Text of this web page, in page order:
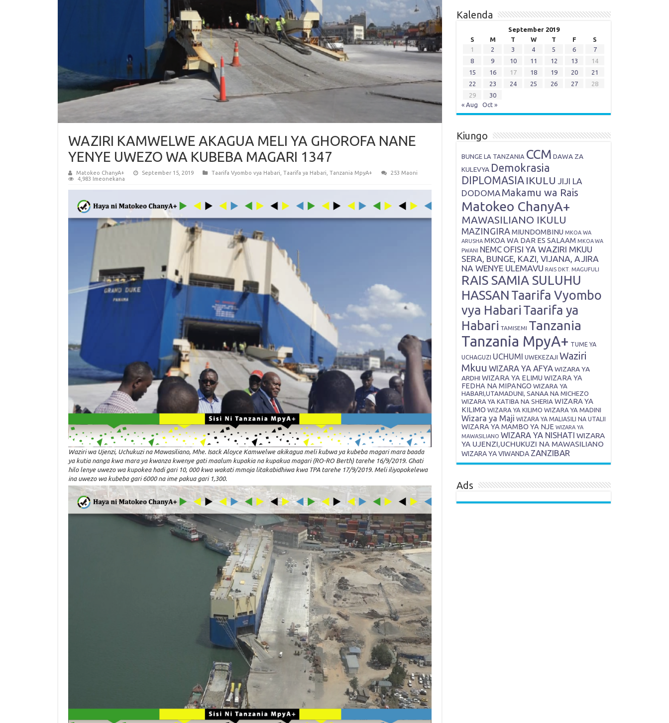
WAZIRI KAMWELWE AKAGUA MELI YA GHOROFA NANE
YENYE UWEZO WA KUBEBA MAGARI 1347
Matokeo ChanyA+ September 15, 2019 Taarifa Vyombo vya Habari Taarifa ya Habari Tanzania MpyA+
253 Maoni
4,983 Imeonekana
Waziri wa Ujenzi, Uchukuzi na Mawasiliano, Mhe. Isack Aloyce Kamwelwe akikagua meli kubwa ya kubeba magari mara baada
ya kutia nanga kwa mara ya kwanza kwenye gati maalum kupakia na kupakua magari (RO-RO Berth) tarehe 16/9/2019. Ghati
hilo lenye uwezo wa kupokea hadi gari 10, 000 kwa wakati mmoja litakabidhiwa kwa TPA tarehe 17/9/2019. Meli iliyopokelewa
ina uwezo wa kubeba gari 6000 na ime pakua gari 1,300.
Kalenda
September 2019
S
M T W T F
S
1
2 3 4 5 6
7
8
9 10 11 12 13
14
15
16 17 18 19 20
21
22
23 24 25 26 27
28
29
30
« Aug
Oct »
Kiungo
BUNGE LA TANZANIA CCM DAWA ZA
KULEVYA Demokrasia
DIPLOMASIA IKULU JIJI LA
DODOMA Makamu wa Rais
Matokeo ChanyA+
MAWASILIANO IKULU
MAZINGIRAMIUNDOMBINU MKOA WA
ARUSHA MKOA WA DAR ES SALAAM MKOA WA
PWANI NEMC OFISI YA WAZIRI MKUU
SERA, BUNGE, KAZI, VIJANA, AJIRA
NA WENYE ULEMAVU RAIS DKT. MAGUFULI
RAIS SAMIA SULUHU
HASSAN Taarifa Vyombo
vya Habari Taarifa ya
Habari TAMISEMI Tanzania
Tanzania MpyA+ TUME YA
UCHAGUZI UCHUMI UWEKEZAJI Waziri
Mkuu WIZARA YA AFYAWIZARA YA
ARDHI WIZARA YA ELIMU WIZARA YA
FEDHA NA MIPANGO WIZARA YA
HABARI,UTAMADUNI, SANAA NA MICHEZO
WIZARA YA KATIBA NA SHERIA WIZARA YA
KILIMO WIZARA YA KILIMO WIZARA YA MADINI
Wizara ya Maji WIZARA YA MALIASILI NA UTALII
WIZARA YA MAMBO YA NJE WIZARA YA
MAWASILIANO WIZARA YA NISHATI WIZARA
YA UJENZI,UCHUKUZI NA MAWASILIANO
WIZARA YA VIWANDA ZANZIBAR
Ads